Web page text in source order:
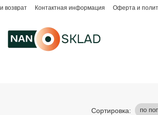
возврат Контактная информация Оферта и
Сортировка: по